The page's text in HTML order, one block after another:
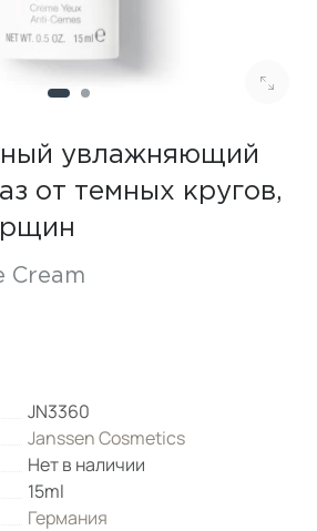
увлажняющий
от темных кругов,
Cream
JN3360
Janssen Cosmetics
Нет в наличии
15ml
Германия